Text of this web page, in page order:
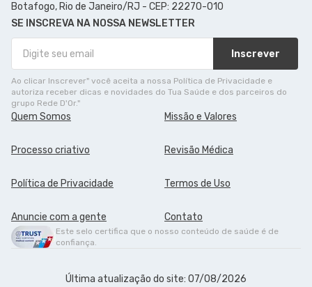
Botafogo, Rio de Janeiro/RJ - CEP: 22270-010
SE INSCREVA NA NOSSA NEWSLETTER
Inscrever
Ao clicar Inscrever" você aceita a nossa Política de Privacidade e
autoriza receber dicas e novidades do Tua Saúde e dos parceiros do
grupo Rede D'Or."
Quem Somos Missão e Valores
Processo criativo Revisão Médica
Política de Privacidade Termos de Uso
Anuncie com a gente Contato
Este selo certifica que o nosso conteúdo de saúde é de
confiança.
Última atualização do site: 07/08/2026